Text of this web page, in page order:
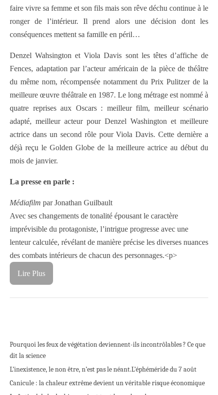
faire vivre sa femme et son fils mais son rêve déchu continue à le
ronger de l’intérieur. Il prend alors une décision dont les
conséquences mettent sa famille en péril…
Denzel Wahsington et Viola Davis sont les têtes d’affiche de
Fences, adaptation par l’acteur américain de la pièce de théâtre
du même nom, récompensée notamment du Prix Pulitzer de la
meilleure œuvre théâtrale en 1987. Le long métrage est nommé à
quatre reprises aux Oscars : meilleur film, meilleur scénario
adapté, meilleur acteur pour Denzel Washington et meilleure
actrice dans un second rôle pour Viola Davis. Cette dernière a
déjà reçu le Golden Globe de la meilleure actrice au début du
mois de janvier.
La presse en parle :
Médiafilm par Jonathan Guilbault
Avec ses changements de tonalité épousant le caractère
imprévisible du protagoniste, l’intrigue progresse avec une
lenteur calculée, révélant de manière précise les diverses nuances
des combats intérieurs de chacun des personnages.<p>
Lire Plus
Pourquoi les feux de végétation deviennent-ils incontrôlables ? Ce que
dit la science
L’inexistence, le non être, n’est pas le néant.L’éphéméride du 7 août
Canicule : la chaleur extrême devient un véritable risque économique